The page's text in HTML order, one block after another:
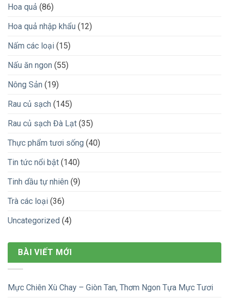
Hoa quả (86)
Hoa quả nhập khẩu (12)
Nấm các loại (15)
Nấu ăn ngon (55)
Nông Sản (19)
Rau củ sạch (145)
Rau củ sạch Đà Lạt (35)
Thực phẩm tươi sống (40)
Tin tức nổi bật (140)
Tinh dầu tự nhiên (9)
Trà các loại (36)
Uncategorized (4)
BÀI VIẾT MỚI
Mực Chiên Xù Chay – Giòn Tan, Thơm Ngon Tựa Mực Tươi